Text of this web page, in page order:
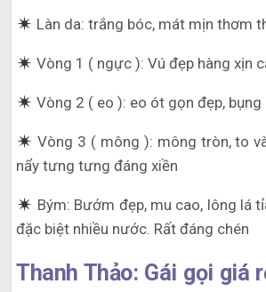
Làn da: trắng bóc, mát mịn thơm
Vòng 1 ( ngực ): Vú đẹp hàng xịn
Vòng 2 ( eo ): eo ót gọn đẹp, bụng
Vòng 3 ( mông ): mông tròn, to
nẩy tưng tưng đáng xiền
Bým: Bướm đẹp, mu cao, lông lá
đặc biệt nhiều nước. Rất đáng chén
Thanh Thảo: Gái gọi giá